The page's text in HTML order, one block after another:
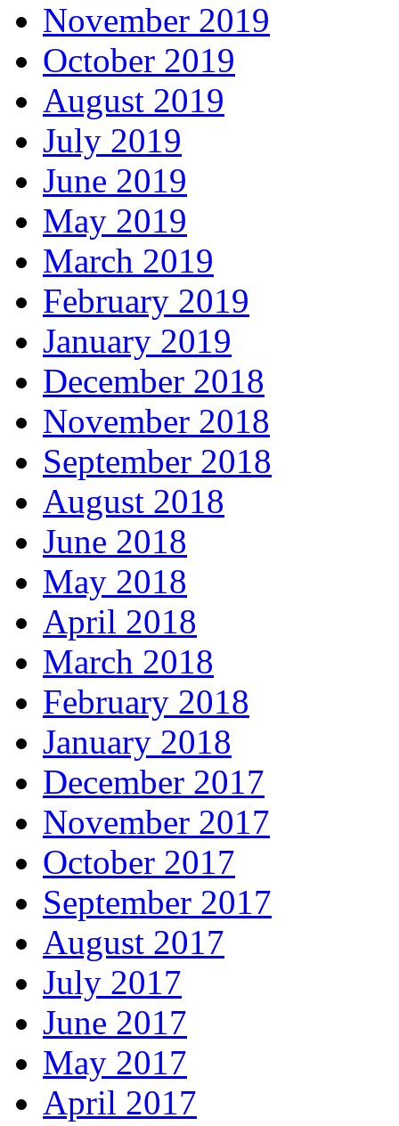
November 2019
October 2019
August 2019
July 2019
June 2019
May 2019
March 2019
February 2019
January 2019
December 2018
November 2018
September 2018
August 2018
June 2018
May 2018
April 2018
March 2018
February 2018
January 2018
December 2017
November 2017
October 2017
September 2017
August 2017
July 2017
June 2017
May 2017
April 2017